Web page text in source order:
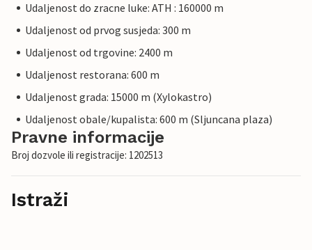
Udaljenost do zracne luke: ATH : 160000 m
Udaljenost od prvog susjeda: 300 m
Udaljenost od trgovine: 2400 m
Udaljenost restorana: 600 m
Udaljenost grada: 15000 m (Xylokastro)
Udaljenost obale/kupalista: 600 m (Sljuncana plaza)
Pravne informacije
Broj dozvole ili registracije: 1202513
Istraži